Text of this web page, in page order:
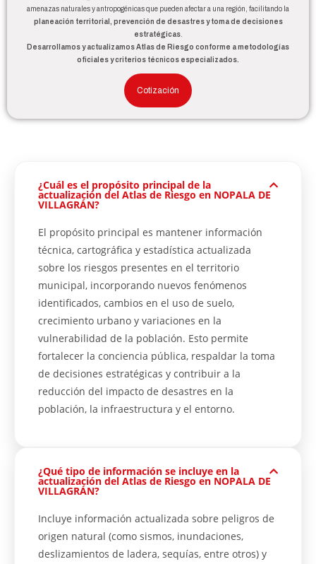
amenazas naturales y antropogénicas que pueden afectar a una región, facilitando la
planeación territorial, prevención de desastres y toma de decisiones
estratégicas.
Desarrollamos y actualizamos Atlas de Riesgo conforme a metodologías
oficiales y criterios técnicos especializados.
Cotización
¿Cuál es el propósito principal de la
actualización del Atlas de Riesgo en NOPALA DE
VILLAGRÁN?
El propósito principal es mantener información
técnica, cartográfica y estadística actualizada
sobre los riesgos presentes en el territorio
municipal, incorporando nuevos fenómenos
identificados, cambios en el uso de suelo,
crecimiento urbano y variaciones en la
vulnerabilidad de la población. Esto permite
fortalecer la conciencia pública, respaldar la toma
de decisiones estratégicas y contribuir a la
reducción del impacto de desastres en la
población, la infraestructura y el entorno.
¿Qué tipo de información se incluye en la
actualización del Atlas de Riesgo en NOPALA DE
VILLAGRÁN?
Incluye información actualizada sobre peligros de
origen natural (como sismos, inundaciones,
deslizamientos de ladera, sequías, entre otros) y